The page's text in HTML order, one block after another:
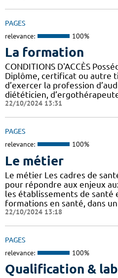
PAGES
relevance: 100%
La formation
CONDITIONS D'ACCÈS
Diplôme, certificat ou autre
d’exercer la profession
diététicien,
22/10/2024 13:31
PAGES
relevance: 100%
Le métier
Le métier Les cadres de
pour répondre aux enjeux
les établissements de santé
formations en santé, dans
22/10/2024 13:18
PAGES
relevance: 100%
Qualification &